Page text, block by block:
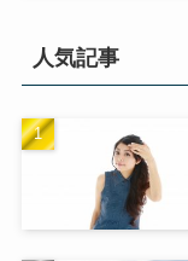
人気記事